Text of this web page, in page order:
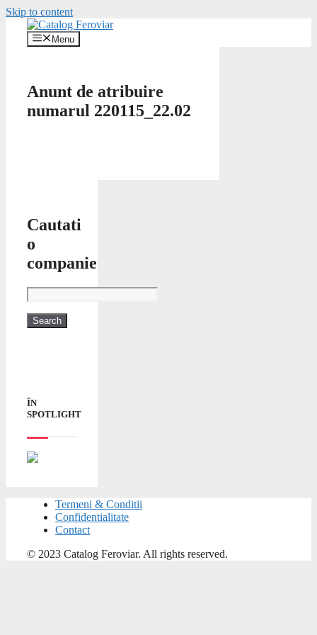
Skip to content
Menu
Anunt de atribuire
numarul 220115_22.02
Cautati
o
companie
ÎN
SPOTLIGHT
Termeni & Conditii
Confidentialitate
Contact
© 2023 Catalog Feroviar. All rights reserved.